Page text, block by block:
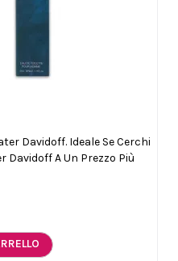
Davidoff. Ideale Se Cerchi
Davidoff A Un Prezzo Più